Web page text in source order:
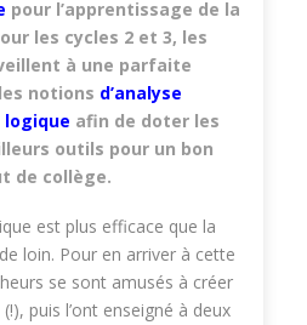
pour l’apprentissage de la
les cycles 2 et 3, les
à une parfaite
notions d’analyse
logique afin de doter les
outils pour un bon
de collège.
est plus efficace que la
loin. Pour en arriver à cette
se sont amusés à créer
puis l’ont enseigné à deux